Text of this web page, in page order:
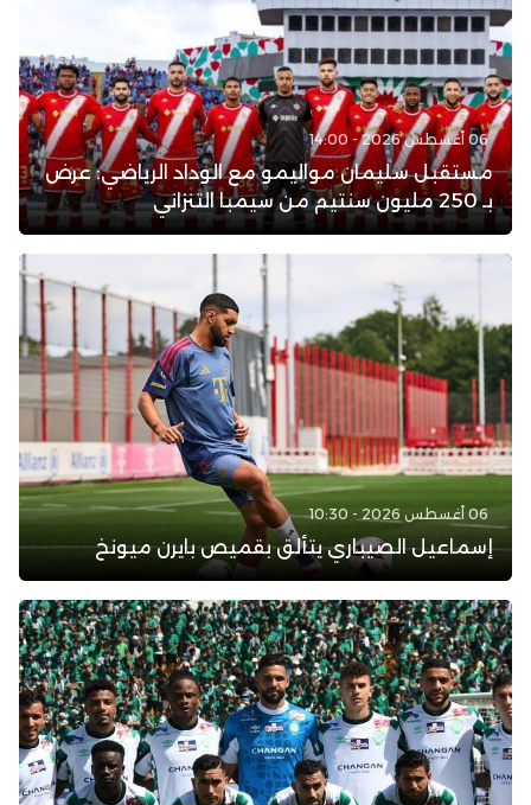
06 أغسطس 2026 - 14:00
مستقبل سليمان مواليمو مع الوداد الرياضي: عرض
بـ 250 مليون سنتيم من سيمبا التنزاني
06 أغسطس 2026 - 10:30
إسماعيل الصيباري يتألق بقميص بايرن ميونخ